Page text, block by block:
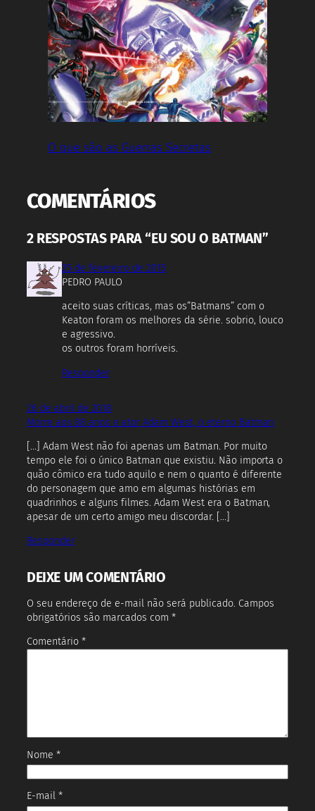
O que são as Guerras Secretas
COMENTÁRIOS
2 RESPOSTAS PARA “EU SOU O BATMAN”
25 de fevereiro de 2015
PEDRO PAULO
aceito suas críticas, mas os”Batmans” com o
Keaton foram os melhores da série. sobrio, louco
e agressivo.
os outros foram horríveis.
Responder
26 de abril de 2018
Morre aos 88 anos o ator Adam West, o eterno Batman
[…] Adam West não foi apenas um Batman. Por muito
tempo ele foi o único Batman que existiu. Não importa o
quão cômico era tudo aquilo e nem o quanto é diferente
do personagem que amo em algumas histórias em
quadrinhos e alguns filmes. Adam West era o Batman,
apesar de um certo amigo meu discordar. […]
Responder
DEIXE UM COMENTÁRIO
O seu endereço de e-mail não será publicado. Campos
obrigatórios são marcados com *
Comentário *
Nome *
E-mail *